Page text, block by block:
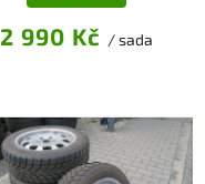
2 990 Kč / sada